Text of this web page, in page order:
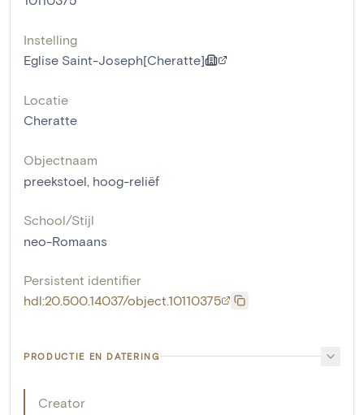
Instelling
Eglise Saint-Joseph[Cheratte]
Locatie
Cheratte
Objectnaam
preekstoel, hoog-reliëf
School/Stijl
neo-Romaans
Persistent identifier
hdl:20.500.14037/object.10110375
PRODUCTIE EN DATERING
Creator